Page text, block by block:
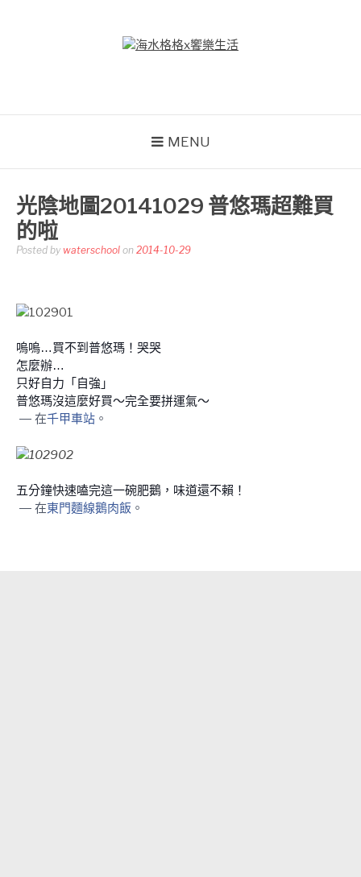
MENU
光陰地圖20141029 普悠瑪超難買
的啦
Posted by waterschool on 2014-10-29
嗚嗚…買不到普悠瑪！哭哭
怎麼辦…
只好自力「自強」
普悠瑪沒這麼好買～完全要拼運氣～
— 在千甲車站 。
五分鐘快速嗑完這一碗肥鵝，味道還不賴！
— 在東門麵線鵝肉飯 。